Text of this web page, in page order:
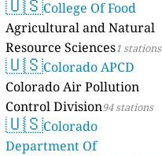
College Of Food
Agricultural and Natural
Resource Sciences1 stations
🇺🇸Colorado APCD
Colorado Air Pollution
Control Division94 stations
🇺🇸Colorado
Department Of